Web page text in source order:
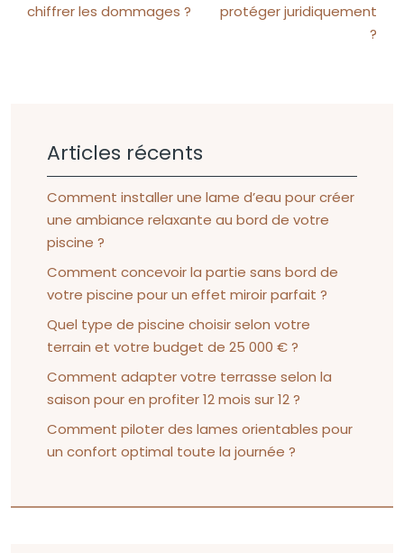
chiffrer les dommages ?
protéger juridiquement
?
Articles récents
Comment installer une lame d’eau pour créer
une ambiance relaxante au bord de votre
piscine ?
Comment concevoir la partie sans bord de
votre piscine pour un effet miroir parfait ?
Quel type de piscine choisir selon votre
terrain et votre budget de 25 000 € ?
Comment adapter votre terrasse selon la
saison pour en profiter 12 mois sur 12 ?
Comment piloter des lames orientables pour
un confort optimal toute la journée ?